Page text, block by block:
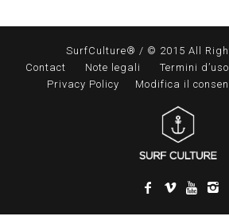
SurfCulture® / © 2015 All
Contact
Note legali Termini d’uso
Privacy Policy
Modifica il